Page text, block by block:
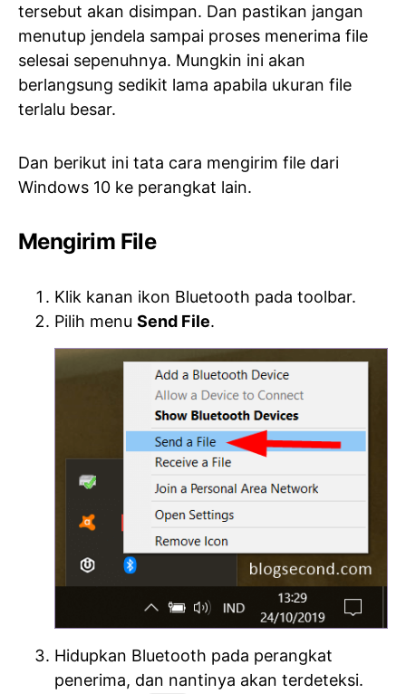
tersebut akan disimpan. Dan pastikan jangan
menutup jendela sampai proses menerima file
selesai sepenuhnya. Mungkin ini akan
berlangsung sedikit lama apabila ukuran file
terlalu besar.
Dan berikut ini tata cara mengirim file dari
Windows 10 ke perangkat lain.
Mengirim File
Klik kanan ikon Bluetooth pada toolbar.
Pilih menu Send File.
Hidupkan Bluetooth pada perangkat
penerima, dan nantinya akan terdeteksi.